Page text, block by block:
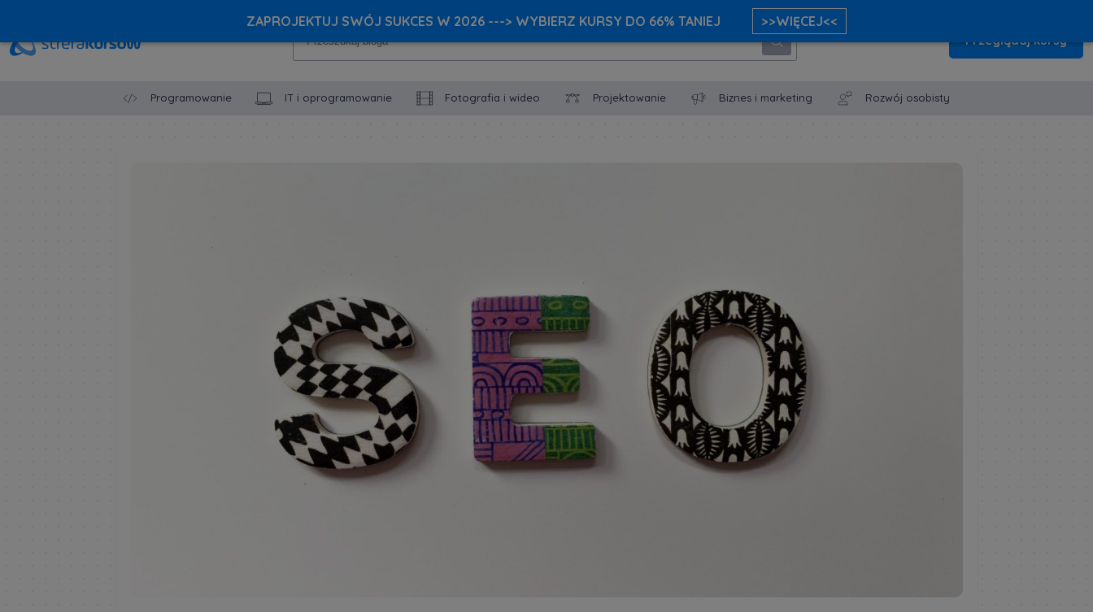
Przeglądaj kursy
Programowanie IT i oprogramowanie Fotografia i wideo Projektowanie Biznes i marketing Rozwój osobisty
ZAPROJEKTUJ SWÓJ SUKCES W 2026 ---> WYBIERZ KURSY DO 66% TANIEJ >>WIĘCEJ<<